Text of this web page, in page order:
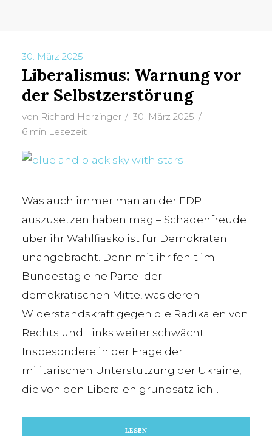
Christian Lindner
30. März 2025
Liberalismus: Warnung vor
der Selbstzerstörung
von Richard Herzinger
30. März 2025
6 min Lesezeit
Was auch immer man an der FDP
auszusetzen haben mag – Schadenfreude
über ihr Wahlfiasko ist für Demokraten
unangebracht. Denn mit ihr fehlt im
Bundestag eine Partei der
demokratischen Mitte, was deren
Widerstandskraft gegen die Radikalen von
Rechts und Links weiter schwächt.
Insbesondere in der Frage der
militärischen Unterstützung der Ukraine,
die von den Liberalen grundsätzlich...
LESEN